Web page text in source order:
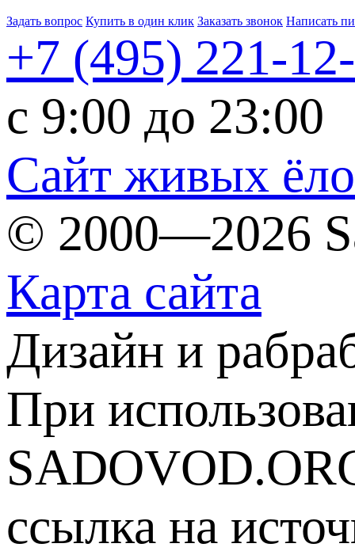
Задать вопрос Купить в один клик Заказать звонок Написать
+7 (495) 221-
c 9:00 до 23:00
Сайт живых
© 2000—2026
Карта сайта
Дизайн и
При
ссылка на